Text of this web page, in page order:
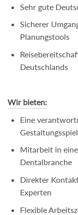
Sehr gute
Sicherer
Planungstools
Deutschlands
Wir bieten:
Eine
Mitarbeit in
Dentalbranche
Direkter
Experten
Flexible